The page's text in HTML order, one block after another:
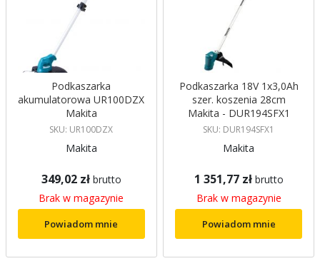
Podkaszarka
akumulatorowa UR100DZX
Makita
SKU: UR100DZX
Makita
349,02 zł brutto
Brak w magazynie
Powiadom mnie
Podkaszarka 18V 1x3,0Ah
szer. koszenia 28cm
Makita - DUR194SFX1
SKU: DUR194SFX1
Makita
1 351,77 zł brutto
Brak w magazynie
Powiadom mnie